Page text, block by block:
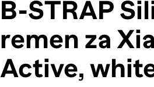
B-STRAP
remen za
Active,